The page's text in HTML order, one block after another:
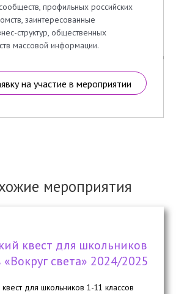
профильных российских
заинтересованные
структур, общественных
массовой информации.
на участие в мероприятии
мероприятия
квест для школьников
света» 2024/2025
для школьников 1-11 классов